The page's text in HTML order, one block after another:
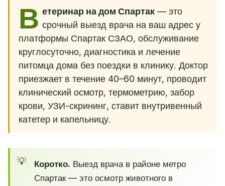
В етеринар на дом Спартак— это
срочный выезд врача на ваш адрес у
платформы Спартак СЗАО, обслуживание
круглосуточно, диагностика и лечение
питомца дома без поездки в клинику. Доктор
приезжает в течение 40–60 минут, проводит
клинический осмотр, термометрию, забор
крови, УЗИ-скрининг, ставит внутривенный
катетер и капельницу.
Коротко. Выезд врача в районе метро
Спартак — это осмотр животного в